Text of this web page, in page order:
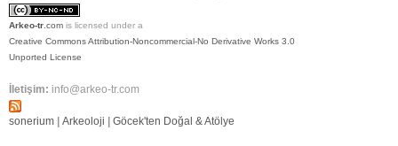
Arkeo-tr .com is licensed under a
Creative Commons Attribution-Noncommercial-No Derivative Works 3.0
Unported License
İletişim: info@arkeo-tr.com
sonerium Arkeoloji Göcek'ten Doğal & Atölye